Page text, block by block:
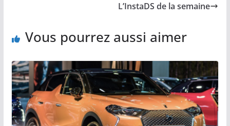
L’InstaDS de la semaine
Vous pourrez aussi aimer